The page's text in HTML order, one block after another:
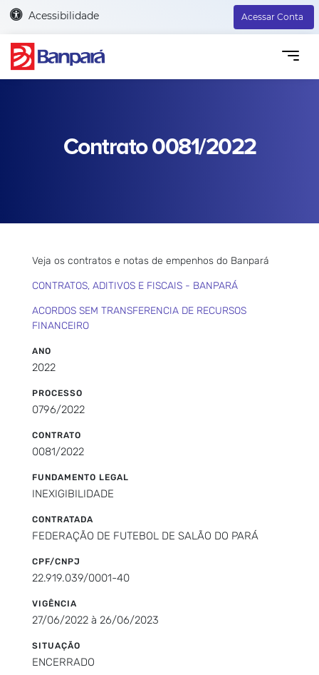
Acessibilidade Acessar Conta
Contrato 0081/2022
Veja os contratos e notas de empenhos do Banpará
CONTRATOS, ADITIVOS E FISCAIS - BANPARÁ
ACORDOS SEM TRANSFERENCIA DE RECURSOS
FINANCEIRO
ANO
2022
PROCESSO
0796/2022
CONTRATO
0081/2022
FUNDAMENTO LEGAL
INEXIGIBILIDADE
CONTRATADA
FEDERAÇÃO DE FUTEBOL DE SALÃO DO PARÁ
CPF/CNPJ
22.919.039/0001-40
VIGÊNCIA
27/06/2022 à 26/06/2023
SITUAÇÃO
ENCERRADO